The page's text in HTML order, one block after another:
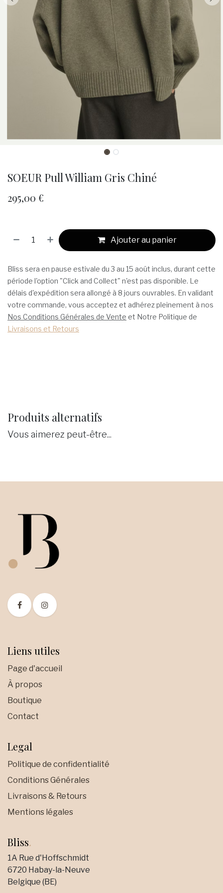
SOEUR Pull William Gris Chiné
295,00 €
Ajouter au panier
Bliss sera en pause estivale du 3 au 15 août inclus, durant cette
période l'option "Click and Collect" n'est pas disponible. Le
délais d'expédition sera allongé à 8 jours ouvrables. En validant
votre commande, vous acceptez et adhérez pleinement à nos
Nos Conditions Générales de Vente et Notre Politique de
Livraisons et Retours
Produits alternatifs
Vous aimerez peut-être...
Liens utiles
Page d'accueil
À propos
Boutique
Contact
Legal
Politique de confidentialité
Conditions Générales
Livraisons & Retours
Mentions légales
Bliss.
1A Rue d'Hoffschmidt
6720 Habay-la-Neuve
Belgique (BE)